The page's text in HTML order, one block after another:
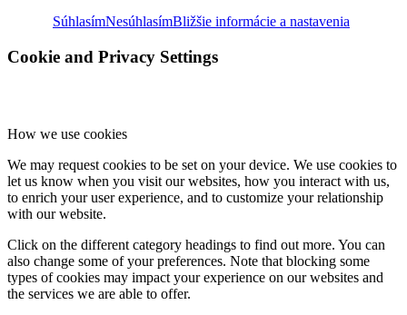
SúhlasímNesúhlasímBližšie informácie a nastavenia
Cookie and Privacy Settings
How we use cookies
We may request cookies to be set on your device. We use cookies to
let us know when you visit our websites, how you interact with us,
to enrich your user experience, and to customize your relationship
with our website.
Click on the different category headings to find out more. You can
also change some of your preferences. Note that blocking some
types of cookies may impact your experience on our websites and
the services we are able to offer.